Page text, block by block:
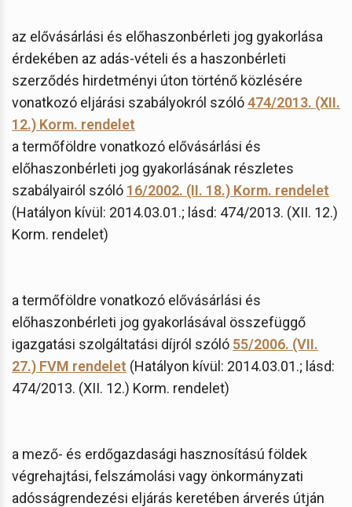
az elővásárlási és előhaszonbérleti jog gyakorlása
érdekében az adás-vételi és a haszonbérleti
szerződés hirdetményi úton történő közlésére
vonatkozó eljárási szabályokról szóló474/2013. (XII.
12.) Korm. rendelet
a termőföldre vonatkozó elővásárlási és
előhaszonbérleti jog gyakorlásának részletes
szabályairól szóló 16/2002. (II. 18.) Korm. rendelet
(Hatályon kívül: 2014.03.01.; lásd: 474/2013. (XII. 12.)
Korm. rendelet)
a termőföldre vonatkozó elővásárlási és
előhaszonbérleti jog gyakorlásával összefüggő
igazgatási szolgáltatási díjról szóló 55/2006. (VII.
27.) FVM rendelet (Hatályon kívül: 2014.03.01.; lásd:
474/2013. (XII. 12.) Korm. rendelet)
a mező- és erdőgazdasági hasznosítású földek
végrehajtási, felszámolási vagy önkormányzati
adósságrendezési eljárás keretében árverés útján